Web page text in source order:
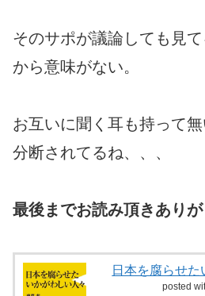
そのサポが議論しても見
から意味がない。
お互いに聞く耳も持って無
分断されてるね、、、
最後までお読み頂きありが
日本を腐らせた
posted